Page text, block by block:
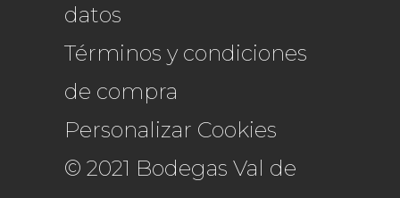
datos
Términos y condiciones
de compra
Personalizar Cookies
© 2021 Bodegas Val de